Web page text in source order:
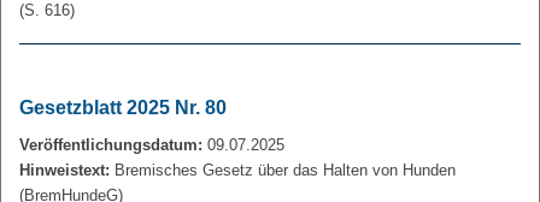
(S. 616)
Gesetzblatt 2025 Nr. 80
Veröffentlichungsdatum: 09.07.2025
Hinweistext: Bremisches Gesetz über das Halten von Hunden
(BremHundeG)